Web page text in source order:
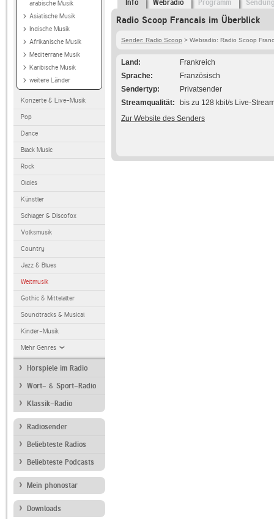
arabische Musik
Asiatische Musik
Indische Musik
Afrikanische Musik
Mediterrane Musik
Karibische Musik
weitere Länder
Konzerte & Live-Musik
Pop
Dance
Black Music
Rock
Oldies
Künstler
Schlager & Discofox
Volksmusik
Country
Jazz & Blues
Weltmusik
Gothic & Mittelalter
Soundtracks & Musical
Kinder-Musik
Mehr Genres
Hörspiele im Radio
Wort- & Sport-Radio
Klassik-Radio
Radiosender
Beliebteste Radios
Beliebteste Podcasts
Mein phonostar
Downloads
Info Webradio Programm
Radio Scoop Francais im Überblick
Sender: Radio Scoop > Webradio: Radio Scoop
Land
Frankreich
Sprache
Französisch
Sendertyp
Privatsender
Streamqualität
bis zu 128 kbit/s Live-
Zur Website des Senders